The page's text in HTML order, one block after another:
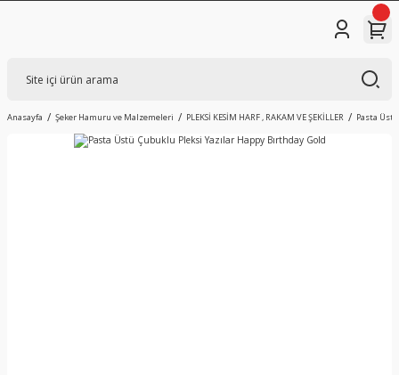
Anasayfa Şeker Hamuru ve Malzemeleri PLEKSİ KESİM HARF , RAKAM VE ŞEKİLLER Pasta